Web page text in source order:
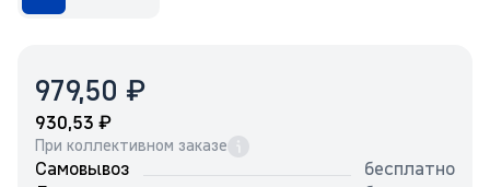
979,50 ₽
930,53 ₽
При коллективном заказе
Самовывоз
бесплатно